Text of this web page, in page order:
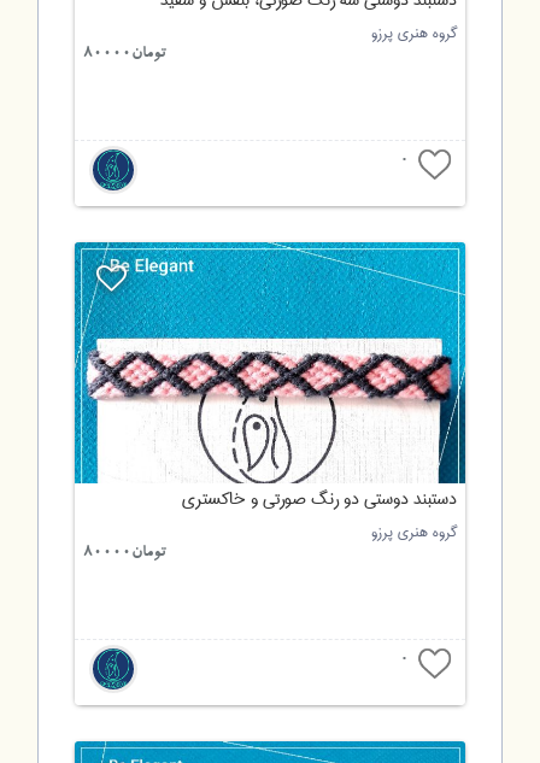
گروه هنری پرزو
تومان80000
0
دستبند دوستی دو رنگ صورتی و خاکستری
گروه هنری پرزو
تومان80000
0